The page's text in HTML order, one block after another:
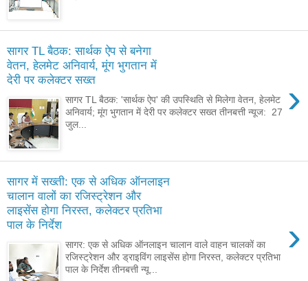
सागर TL बैठक: सार्थक ऐप से बनेगा
वेतन, हेलमेट अनिवार्य, मूंग भुगतान में
देरी पर कलेक्टर सख्त
›
सागर TL बैठक: 'सार्थक ऐप' की उपस्थिति से मिलेगा वेतन, हेलमेट
अनिवार्य; मूंग भुगतान में देरी पर कलेक्टर सख्त तीनबत्ती न्यूज: 27
जुल...
सागर में सख्ती: एक से अधिक ऑनलाइन
चालान वालों का रजिस्ट्रेशन और
लाइसेंस होगा निरस्त, कलेक्टर प्रतिभा
पाल के निर्देश
›
सागर: एक से अधिक ऑनलाइन चालान वाले वाहन चालकों का
रजिस्ट्रेशन और ड्राइविंग लाइसेंस होगा निरस्त, कलेक्टर प्रतिभा
पाल के निर्देश तीनबत्ती न्यू...